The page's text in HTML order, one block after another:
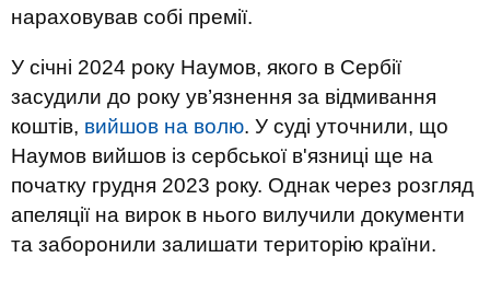
нараховував собі премії.
У січні 2024 року Наумов, якого в Сербії
засудили до року ув’язнення за відмивання
коштів, вийшов на волю. У суді уточнили, що
Наумов вийшов із сербської в'язниці ще на
початку грудня 2023 року. Однак через розгляд
апеляції на вирок в нього вилучили документи
та заборонили залишати територію країни.